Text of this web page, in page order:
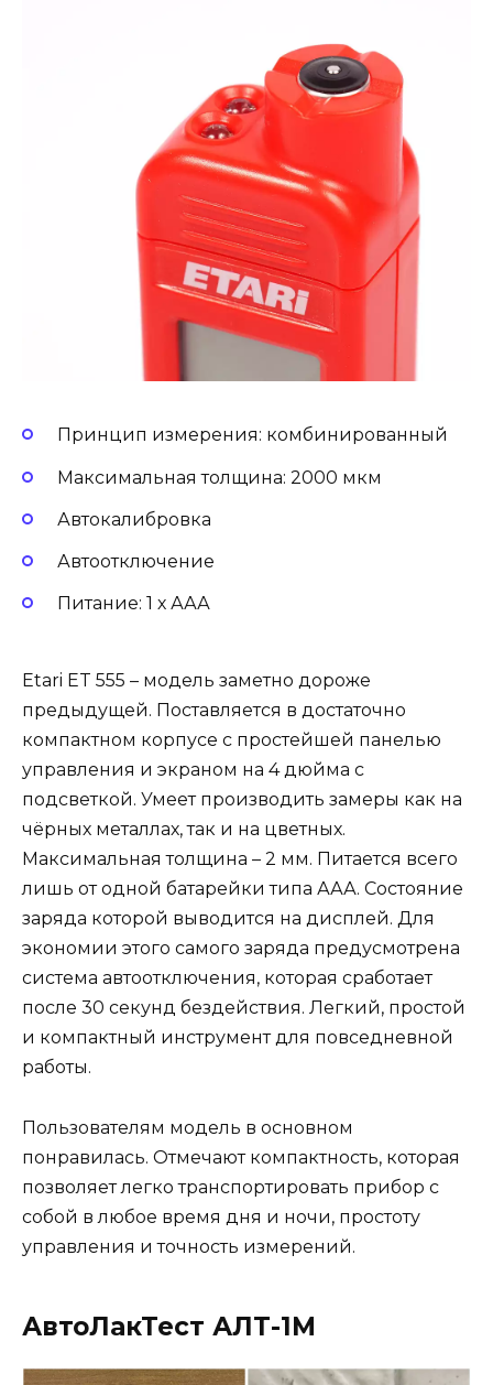
Принцип измерения: комбинированный
Максимальная толщина: 2000 мкм
Автокалибровка
Автоотключение
Питание: 1 х ААА
Etari ET 555 – модель заметно дороже
предыдущей. Поставляется в достаточно
компактном корпусе с простейшей панелью
управления и экраном на 4 дюйма с
подсветкой. Умеет производить замеры как на
чёрных металлах, так и на цветных.
Максимальная толщина – 2 мм. Питается всего
лишь от одной батарейки типа ААА. Состояние
заряда которой выводится на дисплей. Для
экономии этого самого заряда предусмотрена
система автоотключения, которая сработает
после 30 секунд бездействия. Легкий, простой
и компактный инструмент для повседневной
работы.
Пользователям модель в основном
понравилась. Отмечают компактность, которая
позволяет легко транспортировать прибор с
собой в любое время дня и ночи, простоту
управления и точность измерений.
АвтоЛакТест АЛТ-1М